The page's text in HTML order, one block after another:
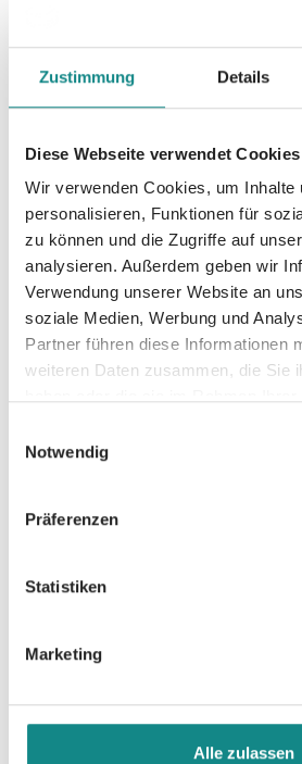
Zustimmung Details
Diese Webseite verwendet Cookies
Wir verwenden Cookies, um Inhalte
personalisieren, Funktionen für
zu können und die Zugriffe auf
analysieren. Außerdem geben wir
Verwendung unserer Website an
soziale Medien, Werbung und
Partner führen diese Informationen
weiteren Daten zusammen, die Sie
Notwendig
Präferenzen
Statistiken
Marketing
Alle zulassen
zunehmend. Wem geht es
Machtvakuums auf das
der letzten Monate aus
Albert, Ris und Varlow dazu
aufeinanderzutreffen. Doch
Mal die Fäden in der Hand